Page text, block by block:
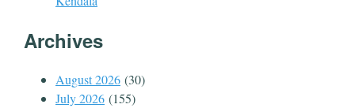
Archives
August 2026 (30)
July 2026 (155)